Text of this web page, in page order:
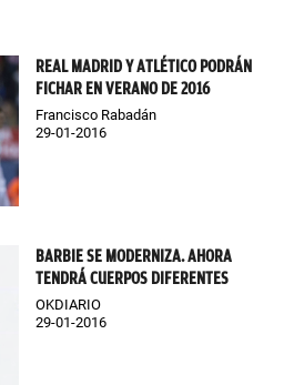
REAL MADRID Y ATLÉTICO PODRÁN
FICHAR EN VERANO DE 2016
Francisco Rabadán
29-01-2016
BARBIE SE MODERNIZA. AHORA
TENDRÁ CUERPOS DIFERENTES
OKDIARIO
29-01-2016